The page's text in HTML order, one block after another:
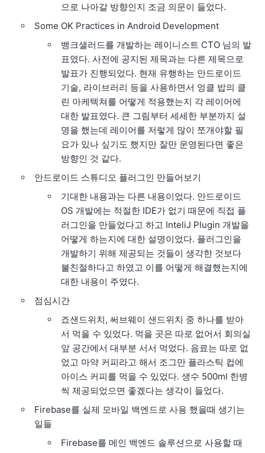
으로 나아갈 방향인지 조금 의문이 들었다.
Some OK Practices in Android Development
뱅크샐러드를 개발하는 레이니스트 CTO 님의 발
표였다. 사전에 공지된 제목과는 다른 제목으로
발표가 진행되었다. 현재 유행하는 안드로이드
기술, 라이브러리 등을 사용하면서 엉클 밥의 클
린 아케텍쳐를 어떻게 적용했는지 각 레이어에
대한 발표였다. 큰 그림부터 세세한 부분까지 설
명을 했는데 레이어를 저렇게 많이 쪼개야할 필
요가 있나 싶기도 했지만 잘만 운영된다면 좋은
방향인 것 같다.
안드로이드 스튜디오 플러그인 만들어보기
기대한 내용과는 다른 내용이었다. 안드로이드
OS 개발에는 적절한 IDE가 없기 때문에 직접 플
러그인을 만들었다고 하고 InteliJ Plugin 개발을
어떻게 하는지에 대한 설명이었다. 플러그인을
개발하기 위해 제공되는 것들이 생각한 것보다
불친절하다고 하였고 이를 어떻게 해결했는지에
대한 내용이 주였다.
점심시간
죠샌드위치, 써브웨이 샌드위치 중 하나를 받아
서 먹을 수 있었다. 먹을 곳은 따로 없어서 회의실
앞 공간에서 대부분 서서 먹었다. 음료는 따로 없
었고 마약 커피라고 해서 조그만 플라스틱 컵에
아이스 커피를 먹을 수 있었다. 생수 500ml 한병
씩 제공되었으면 좋겠다는 생각이 들었다.
Firebase를 실제 모바일 백엔드로 사용 했을때 생기는
일들
Firebase를 메인 백엔드 솔루션으로 사용할 때